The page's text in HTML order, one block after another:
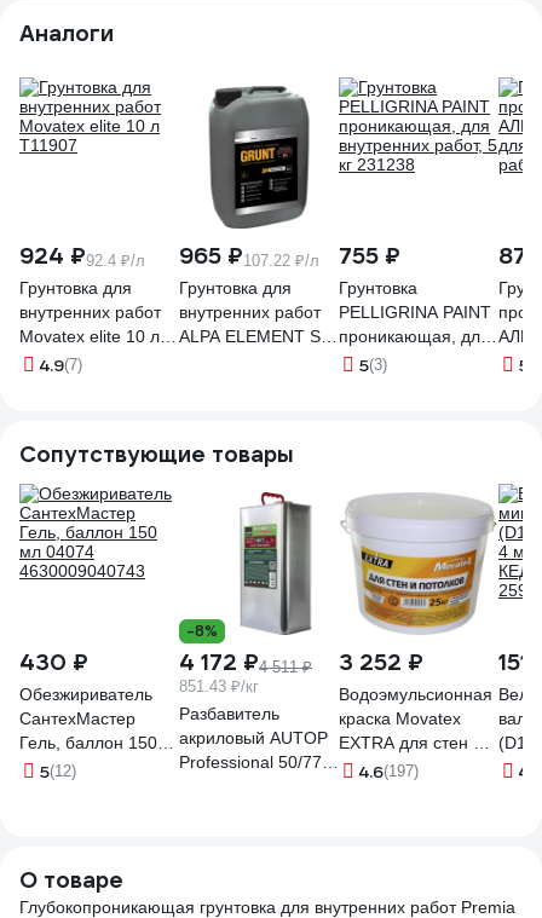
Аналоги
924 ₽92.4 ₽/л
Грунтовка для
внутренних работ
Movatex elite 10 л
Т11907
4.9(7)
965 ₽107.22 ₽/л
Грунтовка для
внутренних работ
ALPA ELEMENT SE
755 ₽
Грунтовка
PELLIGRINA PAINT
проникающая, для
внутренних работ, 5
5(3)
для
5
Сопутствующие товары
430 ₽
Обезжириватель
СантехМастер
Гель, баллон 150
мл 04074
5(12)
-8%
4 172 ₽4 511 ₽
851.43 ₽/кг
Разбавитель
акриловый AUTOP
Professional 50/77,
3 252 ₽
Водоэмульсионная
краска Movatex
EXTRA для стен и
потолков, 25 кг
4.6(197)
151
4 4.9
О товаре
Глубокопроникающая грунтовка для внутренних работ Premia